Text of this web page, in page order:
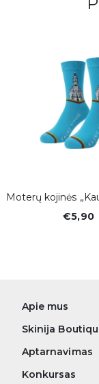
Moterų kojinės
€5,90
Apie mus
Skinija
Aptarnavimas
Konkursas